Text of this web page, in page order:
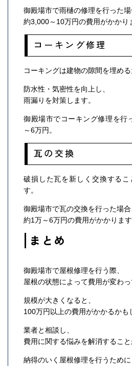
御殿場市で雨樋の修理を行った場
約3,000～10万円の費用がかかり
コーキング修理
コーキングは建物の隙間を埋める
防水性・気密性を向上し、
雨漏りを対策します。
御殿場市でコーキング修理を行
～6万円。
瓦の交換
破損した瓦を新しく交換する
す。
御殿場市で瓦の交換を行った場合
約1万～6万円の費用がかかります
まとめ
御殿場市で屋根修理を行う際、
屋根の状態によって費用が変わっ
規模が大きくなると、
100万円以上の費用がかかるかも
業者と相談し、
費用に関する悩みを解消すること
納得のいく屋根修理を行うために